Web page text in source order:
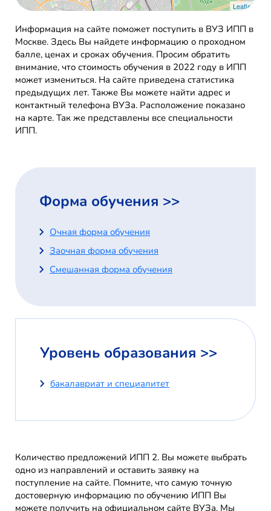
Leaflet
Информация на сайте поможет поступить в ВУЗ ИПП в
Москве. Здесь Вы найдете информацию о проходном
балле, ценах и сроках обучения. Просим обратить
внимание, что стоимость обучения в 2022 году в ИПП
может измениться. На сайте приведена статистика
предыдущих лет. Также Вы можете найти адрес и
контактный телефона ВУЗа. Расположение показано
на карте. Так же представлены все специальности
ИПП.
Форма обучения >>
Очная форма обучения
Заочная форма обучения
Смешанная форма обучения
Уровень образования >>
бакалавриат и специалитет
Количество предложений ИПП 2. Вы можете выбрать
одно из направлений и оставить заявку на
поступление на сайте. Помните, что самую точную
достоверную информацию по обучению ИПП Вы
можете получить на официальном сайте ВУЗа. Мы